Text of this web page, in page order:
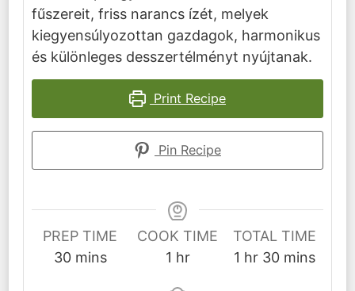
fűszereit, friss narancs ízét, melyek
kiegyensúlyozottan gazdagok, harmonikus
és különleges desszertélményt nyújtanak.
Print Recipe
Pin Recipe
PREP TIME
30minutes
mins
COOK TIME
1 hour
hr
TOTAL TIME
1 hour
hr 30minutes
mins